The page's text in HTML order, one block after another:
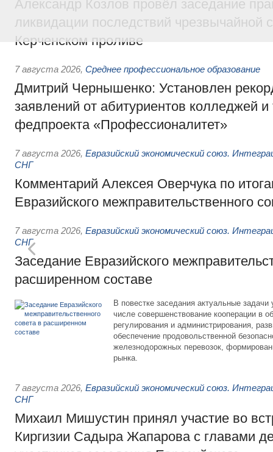
Александр Козлов провёл заседание
ликвидации последствий чрезвычайной
Керченском проливе
7 августа 2026, Среднее профессиональное образование
Дмитрий Чернышенко: Установлен
заявлений от абитуриентов колледжей и
федпроекта «Профессионалитет»
7 августа 2026, Евразийский экономический союз.
СНГ
Комментарий Алексея Оверчука по
Евразийского межправительственного
7 августа 2026, Евразийский экономический союз.
СНГ
Заседание Евразийского
расширенном составе
В повестке заседания актуальные задачи
числе совершенствование кооперации в
регулирования и администрирования,
обеспечение продовольственной
железнодорожных перевозок,
рынка.
7 августа 2026, Евразийский экономический союз.
СНГ
Михаил Мишустин принял участие во
Киргизии Садыра Жапарова с главами